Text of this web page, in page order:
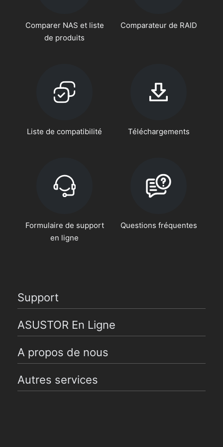
Comparer NAS et liste
de produits
Comparateur de RAID
Liste de compatibilité Téléchargements
Formulaire de support
en ligne
Questions fréquentes
Support
ASUSTOR En Ligne
A propos de nous
Autres services